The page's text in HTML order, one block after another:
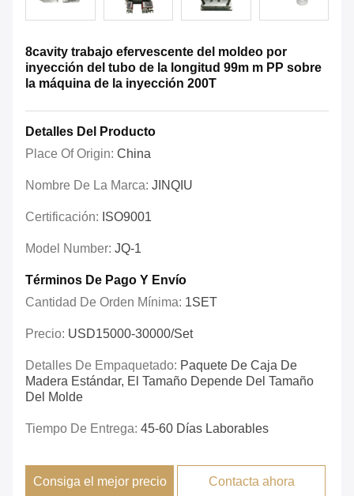
8cavity trabajo efervescente del moldeo por
inyección del tubo de la longitud 99m m PP sobre
la máquina de la inyección 200T
Detalles Del Producto
Place Of Origin: China
Nombre De La Marca: JINQIU
Certificación: ISO9001
Model Number: JQ-1
Términos De Pago Y Envío
Cantidad De Orden Mínima: 1SET
Precio: USD15000-30000/set
Detalles De Empaquetado: Paquete De Caja De
Madera Estándar, El Tamaño Depende Del Tamaño
Del Molde
Tiempo De Entrega: 45-60 Días Laborables
Consiga el mejor precio Contacta ahora